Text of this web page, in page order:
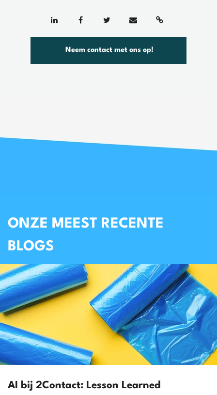
Neem contact met ons op!
ONZE MEEST RECENTE
BLOGS
AI bij 2Contact: Lesson Learned